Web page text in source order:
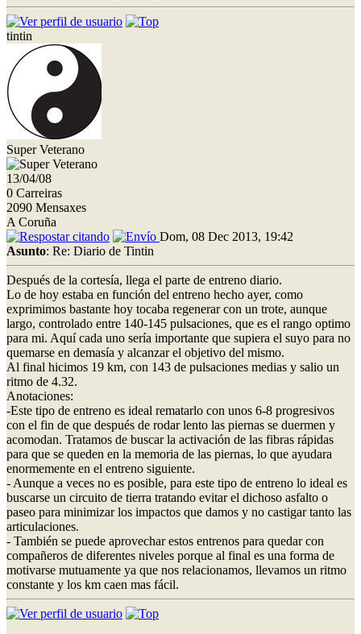
tintin
Super Veterano
13/04/08
0 Carreiras
2090 Mensaxes
A Coruña
Dom, 08 Dec 2013, 19:42
Asunto: Re: Diario de Tintin
Después de la cortesía, llega el parte de entreno diario.
Lo de hoy estaba en función del entreno hecho ayer, como
exprimimos bastante hoy tocaba regenerar con un trote, aunque
largo, controlado entre 140-145 pulsaciones, que es el rango optimo
para mi. Aquí cada uno sería importante que supiera el suyo para no
quemarse en demasía y alcanzar el objetivo del mismo.
Al final hicimos 19 km, con 143 de pulsaciones medias y salio un
ritmo de 4.32.
Anotaciones:
-Este tipo de entreno es ideal rematarlo con unos 6-8 progresivos
con el fin de que después de rodar lento las piernas se duermen y
acomodan. Tratamos de buscar la activación de las fibras rápidas
para que se queden en la memoria de las piernas, lo que ayudara
enormemente en el entreno siguiente.
- Aunque a veces no es posible, para este tipo de entreno lo ideal es
buscarse un circuito de tierra tratando evitar el dichoso asfalto o
paseo para minimizar los impactos que damos y no castigar tanto las
articulaciones.
- También se puede aprovechar estos entrenos para quedar con
compañeros de diferentes niveles porque al final es una forma de
motivarse mutuamente ya que nos relacionamos, llevamos un ritmo
constante y los km caen mas fácil.